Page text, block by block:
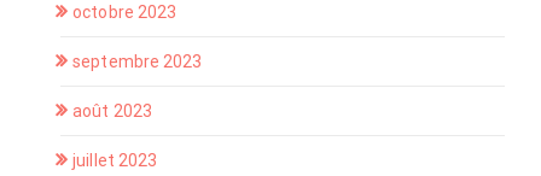
octobre 2023
septembre 2023
août 2023
juillet 2023